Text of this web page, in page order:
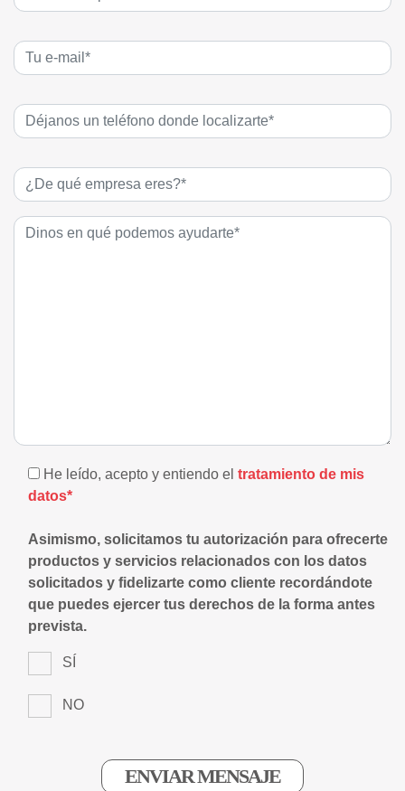
He leído, acepto y entiendo el tratamiento de mis
datos*
Asimismo, solicitamos tu autorización para ofrecerte
productos y servicios relacionados con los datos
solicitados y fidelizarte como cliente recordándote
que puedes ejercer tus derechos de la forma antes
prevista.
SÍ
NO